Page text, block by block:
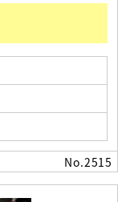
No.2515